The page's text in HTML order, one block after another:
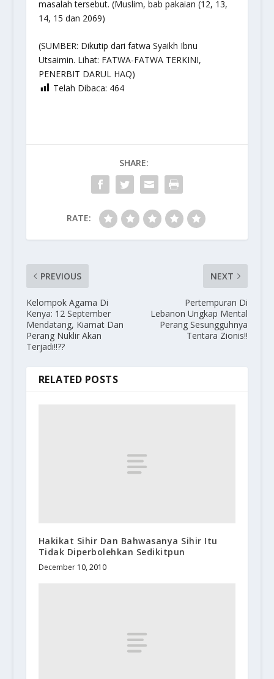
masalah tersebut. (Muslim, bab pakaian (12, 13,
14, 15 dan 2069)
(SUMBER: Dikutip dari fatwa Syaikh Ibnu
Utsaimin. Lihat: FATWA-FATWA TERKINI,
PENERBIT DARUL HAQ)
Telah Dibaca: 464
SHARE:
RATE:
PREVIOUS
Kelompok Agama Di
Kenya: 12 September
Mendatang, Kiamat Dan
Perang Nuklir Akan
Terjadi!!??
NEXT
Pertempuran Di
Lebanon Ungkap Mental
Perang Sesungguhnya
Tentara Zionis!!
RELATED POSTS
Hakikat Sihir Dan Bahwasanya Sihir Itu
Tidak Diperbolehkan Sedikitpun
December 10, 2010